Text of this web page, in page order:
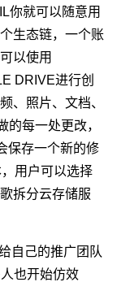
你就可以随意用
生态链，一个账
以使用
DRIVE进行创
、照片、文档、
的每一处更改，
保存一个新的修
用户可以选择
拆分云存储服
自己的推广团队
也开始仿效